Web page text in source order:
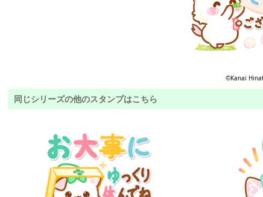
©Kanai
同じシリーズの他のスタンプはこちら